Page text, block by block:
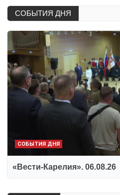
СОБЫТИЯ ДНЯ
СОБЫТИЯ ДНЯ
«Вести-Карелия». 06.08.26